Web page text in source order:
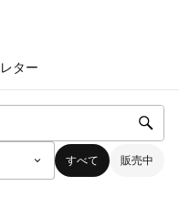
レター
すべて 販売中